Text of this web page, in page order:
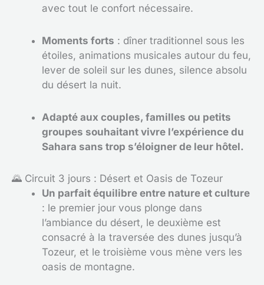
avec tout le confort nécessaire.
Moments forts : dîner traditionnel sous les
étoiles, animations musicales autour du feu,
lever de soleil sur les dunes, silence absolu
du désert la nuit.
Adapté aux couples, familles ou petits
groupes souhaitant vivre l’expérience du
Sahara sans trop s’éloigner de leur hôtel.
🌄 Circuit 3 jours : Désert et Oasis de Tozeur
Un parfait équilibre entre nature et culture
: le premier jour vous plonge dans
l’ambiance du désert, le deuxième est
consacré à la traversée des dunes jusqu’à
Tozeur, et le troisième vous mène vers les
oasis de montagne.